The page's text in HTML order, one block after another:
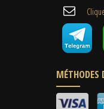
MÉTHODES